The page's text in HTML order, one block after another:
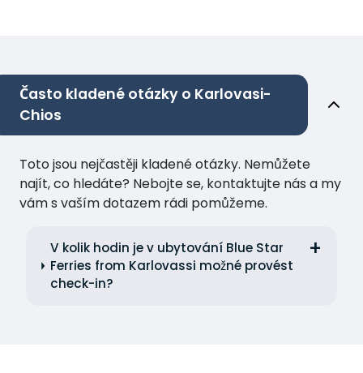
Často kladené otázky o Karlovasi-
Chios
Toto jsou nejčastěji kladené otázky. Nemůžete
najít, co hledáte? Nebojte se, kontaktujte nás a my
vám s vaším dotazem rádi pomůžeme.
V kolik hodin je v ubytování Blue Star
Ferries from Karlovassi možné provést
check-in?